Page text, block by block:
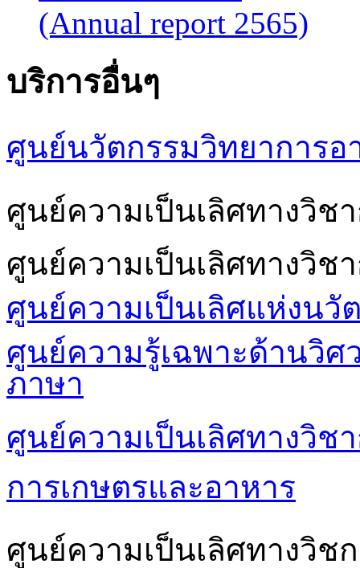
(Annual report 2565)
บริการอื่นๆ
ศูนย์นวัตกรรมวิทยาการอ
ศูนย์ความเป็นเลิศทางวิช
ศูนย์ความเป็นเลิศทางวิ
ศูนย์ความเป็นเลิศแห่งนวั
ศูนย์ความรู้เฉพาะด้านวิศ
ภาษา
ศูนย์ความเป็นเลิศทางวิช
การเกษตรและอาหาร
ศูนย์ความเป็นเลิศทางวิช